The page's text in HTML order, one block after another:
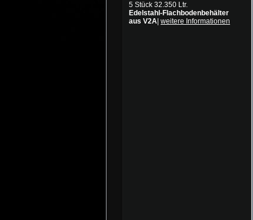
5 Stück 32.350 Ltr.
Edelstahl-Flachbodenbehälter
aus V2A weitere Informationen